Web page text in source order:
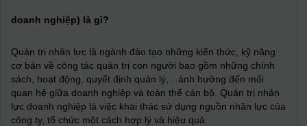
doanh nghiệp) là gì?
Quản trị nhân lực là ngành đào tạo những kiến thức, kỹ năng
cơ bản về công tác quản trị con người bao gồm những chính
sách, hoạt động, quyết định quản lý,…ảnh hưởng đến mối
quan hệ giữa doanh nghiệp và toàn thể cán bộ. Quản trị nhân
lực doanh nghiệp là việc khai thác sử dụng nguồn nhân lực của
công ty, tổ chức một cách hợp lý và hiệu quả.